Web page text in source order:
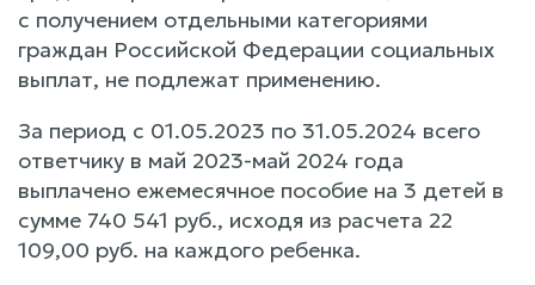
с получением отдельными категориями
граждан Российской Федерации социальных
выплат, не подлежат применению.
За период с 01.05.2023 по 31.05.2024 всего
ответчику в май 2023-май 2024 года
выплачено ежемесячное пособие на 3 детей в
сумме 740 541 руб., исходя из расчета 22
109,00 руб. на каждого ребенка.